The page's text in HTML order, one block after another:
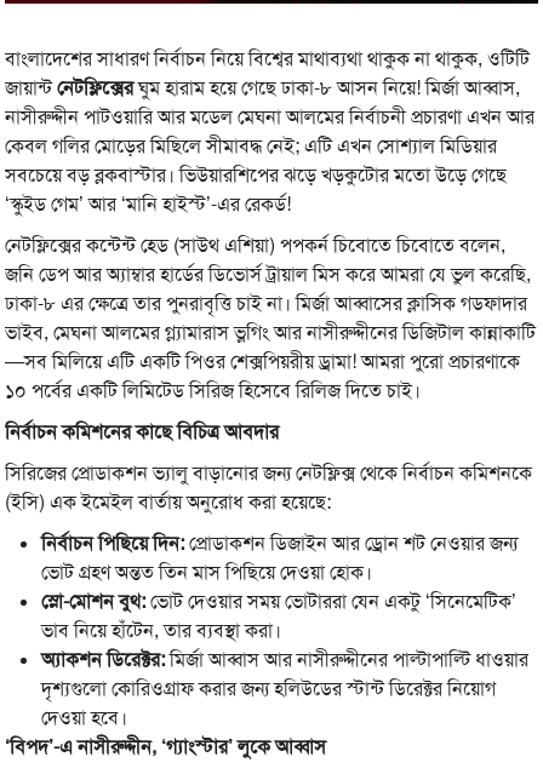
বাংলাদেশের সাধারণ নির্বাচন নিয়ে বিশ্বের মাথাব্যথা থাকুক না থাকুক, ওটিটি
জায়ান্টনেটফ্লিক্সেরঘুম হারাম হয়ে গেছে ঢাকা-৮ আসন নিয়ে! মির্জা আব্বাস,
নাসীরুদ্দীন পাটওয়ারি আর মডেল মেঘনা আলমের নির্বাচনী প্রচারণা এখন আর
কেবল গলির মোড়ের মিছিলে সীমাবদ্ধ নেই; এটি এখন সোশ্যাল মিডিয়ার
সবচেয়ে বড় ব্লকবাস্টার। ভিউয়ারশিপের ঝড়ে খড়কুটোর মতো উড়ে গেছে
‘স্কুইড গেম’ আর ‘মানি হাইস্ট’-এর রেকর্ড!
নেটফ্লিক্সের কন্টেন্ট হেড (সাউথ এশিয়া) পপকর্ন চিবোতে চিবোতে বলেন,
জনি ডেপ আর অ্যাম্বার হার্ডের ডিভোর্স ট্রায়াল মিস করে আমরা যে ভুল করেছি,
ঢাকা-৮ এর ক্ষেত্রে তার পুনরাবৃত্তি চাই না। মির্জা আব্বাসের ক্লাসিক গডফাদার
ভাইব, মেঘনা আলমের গ্ল্যামারাস ভ্লগিং আর নাসীরুদ্দীনের ডিজিটাল কান্নাকাটি
—সব মিলিয়ে এটি একটি পিওর শেক্সপিয়রীয় ড্রামা! আমরা পুরো প্রচারণাকে
১০ পর্বের একটি লিমিটেড সিরিজ হিসেবে রিলিজ দিতে চাই।
নির্বাচন কমিশনের কাছে বিচিত্র আবদার
সিরিজের প্রোডাকশন ভ্যালু বাড়ানোর জন্য নেটফ্লিক্স থেকে নির্বাচন কমিশনকে
(ইসি) এক ইমেইল বার্তায় অনুরোধ করা হয়েছে:
নির্বাচন পিছিয়ে দিন:প্রোডাকশন ডিজাইন আর ড্রোন শট নেওয়ার জন্য
ভোট গ্রহণ অন্তত তিন মাস পিছিয়ে দেওয়া হোক।
স্লো-মোশন বুথ:ভোট দেওয়ার সময় ভোটাররা যেন একটু ‘সিনেমেটিক’
ভাব নিয়ে হাঁটেন, তার ব্যবস্থা করা।
অ্যাকশন ডিরেক্টর:মির্জা আব্বাস আর নাসীরুদ্দীনের পাল্টাপাল্টি ধাওয়ার
দৃশ্যগুলো কোরিওগ্রাফ করার জন্য হলিউডের স্টান্ট ডিরেক্টর নিয়োগ
দেওয়া হবে।
‘বিপদ’-এ নাসীরুদ্দীন, ‘গ্যাংস্টার’ লুকে আব্বাস